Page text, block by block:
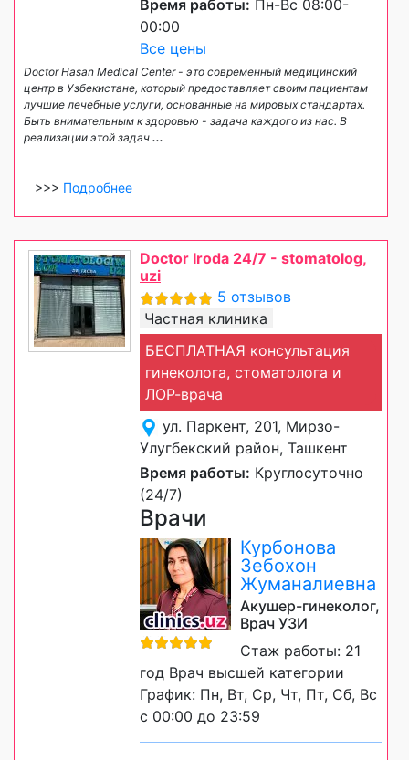
Время работы: Пн-Вс 08:00-
00:00
Все цены
Doctor Hasan Medical Center - это современный медицинский
центр в Узбекистане, который предоставляет своим пациентам
лучшие лечебные услуги, основанные на мировых стандартах.
Быть внимательным к здоровью - задача каждого из нас. В
реализации этой задач ...
>>> Подробнее
Doctor Iroda 24/7 - stomatolog,
uzi
5 отзывов
Частная клиника
БЕСПЛАТНАЯ консультация
гинеколога, стоматолога и
ЛОР-врача
ул. Паркент, 201, Мирзо-
Улугбекский район, Ташкент
Время работы: Круглосуточно
(24/7)
Врачи
Курбонова
Зебохон
Жуманалиевна
Акушер-гинеколог,
Врач УЗИ
Стаж работы: 21
год Врач высшей категории
График: Пн, Вт, Ср, Чт, Пт, Сб, Вс
с 00:00 до 23:59